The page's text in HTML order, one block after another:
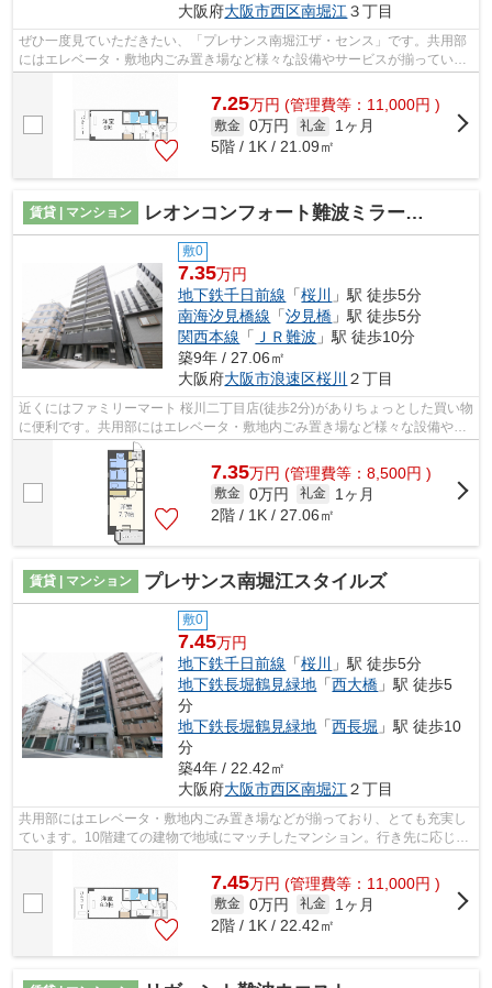
大阪府大阪市西区南堀江 ３丁目
ぜひ一度見ていただきたい、「プレサンス南堀江ザ・センス」です。共用部
にはエレベータ・敷地内ごみ置き場など様々な設備やサービスが揃っている
ので便利です。こちらの物件は2駅が近...
7.25万円 (管理費等：11,000円 )
敷金 0万円 礼金
1ヶ月
5階 / 1K / 21.09㎡
賃貸 | マンション レオンコンフォート難波ミラージュ
敷0
7.35万円
地下鉄千日前線 「桜川
」駅 徒歩5分
南海汐見橋線 「汐見橋 」駅 徒歩5分
関西本線 「 ＪＲ難波 」駅 徒歩10分
築9年 / 27.06㎡
大阪府大阪市浪速区桜川 ２丁目
近くにはファミリーマート 桜川二丁目店(徒歩2分)がありちょっとした買い物
に便利です。共用部にはエレベータ・敷地内ごみ置き場など様々な設備やサ
ービスが揃っているので便利です。...
7.35万円 (管理費等：8,500円 )
敷金 0万円 礼金
1ヶ月
2階 / 1K / 27.06㎡
賃貸 | マンション プレサンス南堀江スタイルズ
敷0
7.45万円
地下鉄千日前線 「桜川
」駅 徒歩5分
地下鉄長堀鶴見緑地 「西大橋 」駅 徒歩5
分
地下鉄長堀鶴見緑地 「西長堀 」駅 徒歩10
分
築4年 / 22.42㎡
大阪府大阪市西区南堀江 ２丁目
共用部にはエレベータ・敷地内ごみ置き場などが揃っており、とても充実し
ています。10階建ての建物で地域にマッチしたマンション。行き先に応じて
7.45万円 (管理費等：11,000円 )
敷金 0万円 礼金
1ヶ月
2階 / 1K / 22.42㎡